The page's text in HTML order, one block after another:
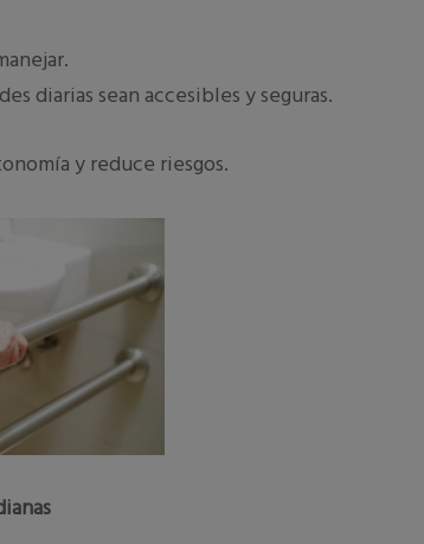
diarias sean accesibles y seguras.
y reduce riesgos.